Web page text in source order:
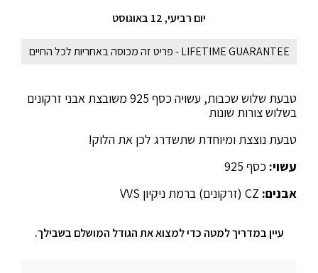
יום רביעי, 12 באוגוסט
LIFETIME GUARANTEE - פריט זה מכוסה באחריות לכל החיים
טבעת שלוש שכבות, עשויה כסף 925 משובצת אבני זרקונים
בשלוש צורות שונות
טבעת נוצצת ומיוחדת שתשדרג לכן את הלוק!
עשוי: כסף 925
אבנים:
עיין במדריך למטה כדי למצוא את הגודל המושלם בשבילך.